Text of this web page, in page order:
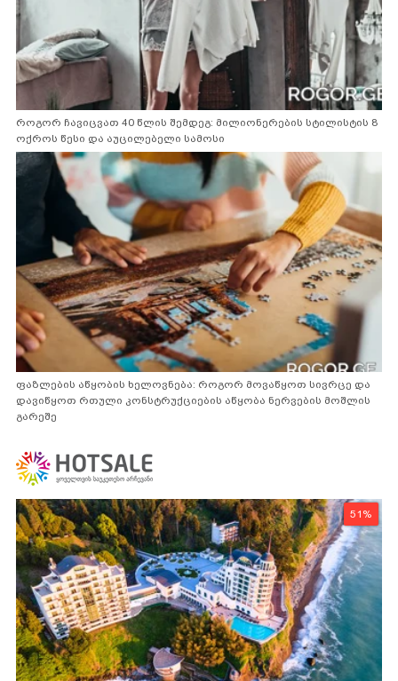
როგორ ჩავიცვათ 40 წლის შემდეგ: მილიონერების სტილისტის 8
ოქროს წესი და აუცილებელი სამოსი
ფაზლების აწყობის ხელოვნება: როგორ მოვაწყოთ სივრცე და
დავიწყოთ რთული კონსტრუქციების აწყობა ნერვების მოშლის
გარეშე
51%